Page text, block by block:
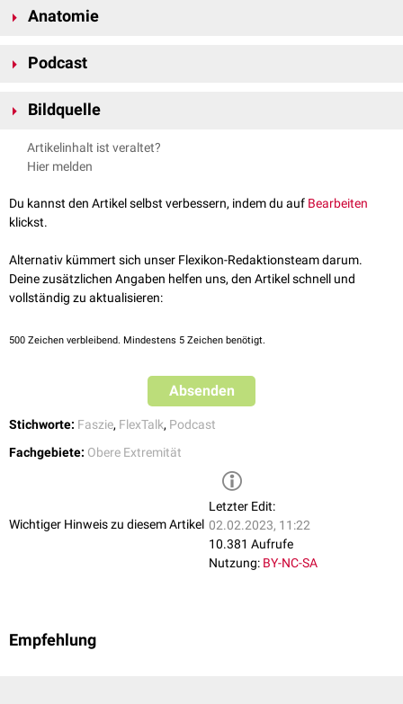
Anatomie
äußere Bauchwandfaszie (
innere Bauchwandfaszie (
Podcast
FlexTalk – Nicht ganz bruchsicher:
Die Bauchwand
Bildquelle
Bildquelle Podcast: ©Engin Akyurt /
Artikelinhalt ist veraltet?
Hier melden
Du kannst den Artikel selbst verbessern, indem du auf Bearbeiten
klickst.
Alternativ kümmert sich unser Flexikon-Redaktionsteam darum.
Deine zusätzlichen Angaben helfen uns, den Artikel schnell und
vollständig zu aktualisieren:
500 Zeichen verbleibend. Mindestens 5 Zeichen benötigt.
Absenden
Stichworte: Faszie, FlexTalk, Podcast
Fachgebiete: Obere Extremität
Wichtiger Hinweis zu diesem Artikel
Letzter Edit:
02.02.2023, 11:22
10.381 Aufrufe
Nutzung: BY-NC-SA
Empfehlung